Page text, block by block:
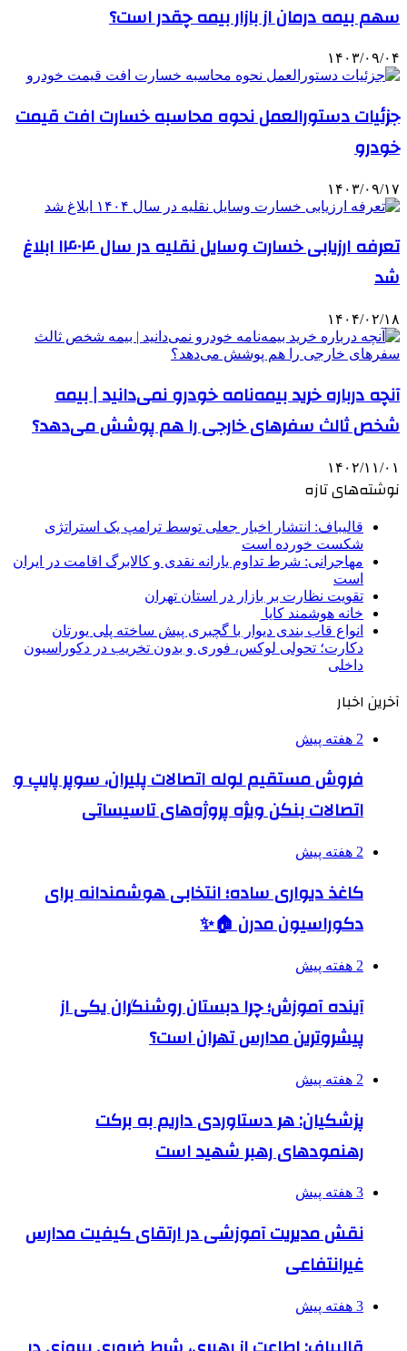
سهم بیمه درمان از بازار بیمه چقدر است؟
۱۴۰۳/۰۹/۰۴
جزئیات دستورالعمل نحوه محاسبه خسارت افت قیمت
خودرو
۱۴۰۳/۰۹/۱۷
تعرفه ارزیابی خسارت وسایل نقلیه در سال ۱۴۰۴ ابلاغ
شد
۱۴۰۴/۰۲/۱۸
آنچه درباره خرید بیمه‌نامه خودرو نمی‌دانید | بیمه
شخص ثالث سفرهای خارجی را هم پوشش می‌دهد؟
۱۴۰۲/۱۱/۰۱
نوشته‌های تازه
قالیباف: انتشار اخبار جعلی توسط ترامپ یک استراتژی
شکست خورده است
مهاجرانی: شرط تداوم یارانه نقدی و کالابرگ اقامت در ایران
است
تقویت نظارت بر بازار در استان تهران
خانه هوشمند کایا
انواع قاب بندی دیوار با گچبری پیش ساخته پلی یورتان
دکارت؛ تحولی لوکس، فوری و بدون تخریب در دکوراسیون
داخلی
آخرین اخبار
2 هفته پیش
فروش مستقیم لوله اتصالات پلیران، سوپر پایپ و
اتصالات بنکن ویژه پروژه‌های تاسیساتی
2 هفته پیش
کاغذ دیواری ساده؛ انتخابی هوشمندانه برای
دکوراسیون مدرن 🏠✨
2 هفته پیش
آینده آموزش؛ چرا دبستان روشنگران یکی از
پیشروترین مدارس تهران است؟
2 هفته پیش
پزشکیان: هر دستاوردی داریم به برکت
رهنمودهای رهبر شهید است
3 هفته پیش
نقش مدیریت آموزشی در ارتقای کیفیت مدارس
غیرانتفاعی
3 هفته پیش